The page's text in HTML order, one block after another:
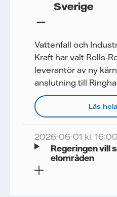
Sverige
Vattenfall och
Kraft har valt
leverantör av ny
anslutning till
Läs
2026-06-01 kl. 16:00
Regeringen vill
elområden